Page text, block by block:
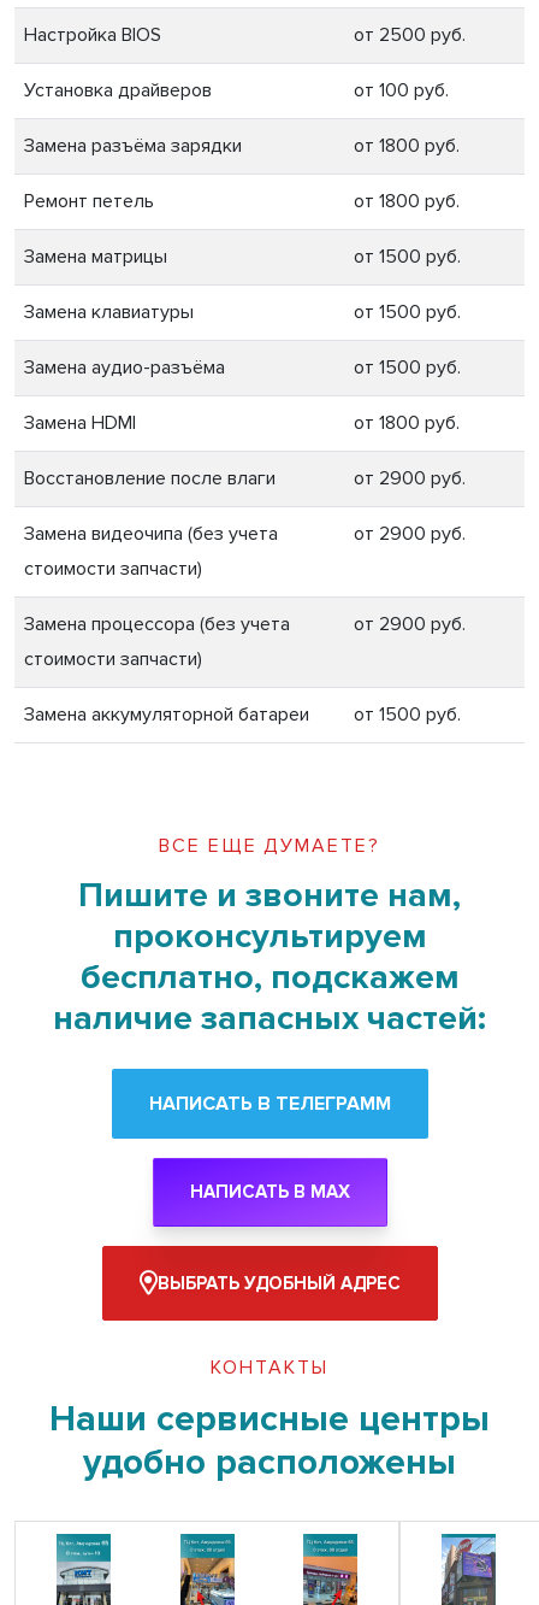
Настройка BIOS от 2500 руб.
Установка драйверов от 100 руб.
Замена разъёма зарядки от 1800 руб.
Ремонт петель от 1800 руб.
Замена матрицы от 1500 руб.
Замена клавиатуры от 1500 руб.
Замена аудио-разъёма от 1500 руб.
Замена HDMI от 1800 руб.
Восстановление после влаги от 2900 руб.
Замена видеочипа (без учета
стоимости запчасти)
от 2900 руб.
Замена процессора (без учета
стоимости запчасти)
от 2900 руб.
Замена аккумуляторной батареи от 1500 руб.
ВСЕ ЕЩЕ ДУМАЕТЕ?
Пишите и звоните нам,
проконсультируем
бесплатно, подскажем
наличие запасных частей:
НАПИСАТЬ В ТЕЛЕГРАММ
НАПИСАТЬ В MAX
ВЫБРАТЬ УДОБНЫЙ АДРЕС
КОНТАКТЫ
Наши сервисные центры
удобно расположены